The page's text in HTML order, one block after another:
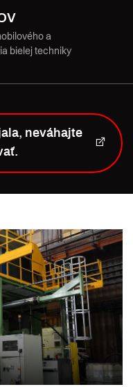
a
bielej techniky
neváhajte